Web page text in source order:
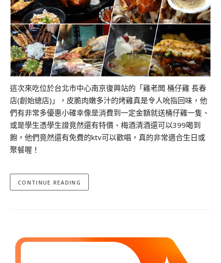
這次來吃位於台北市中心南京復興站的「雞老闆 桶仔雞 長春
店(創始總店)」，皮脆肉嫩多汁的烤雞真是令人吮指回味，他
們有非常多優惠小確幸像是消費到一定金額就送桶仔雞一隻、
或是學生憑學生證竟然還有特價、梅酒清酒還可以399喝到
飽，他們竟然還有免費的ktv可以歡唱，真的非常適合生日或
聚餐喔！
CONTINUE READING